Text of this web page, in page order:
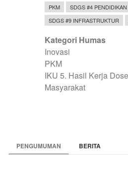
PKM SDGS #4 PENDIDIKAN
SDGS #9 INFRASTRUKTUR
Kategori Humas
Inovasi
PKM
IKU 5. Hasil Kerja
Masyarakat
PENGUMUMAN BERITA